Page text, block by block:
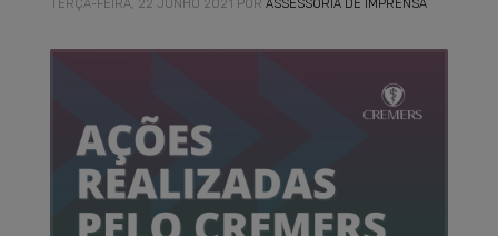
TERÇA-FEIRA, 22 JUNHO 2021 POR ASSESSORIA DE IMPRENSA